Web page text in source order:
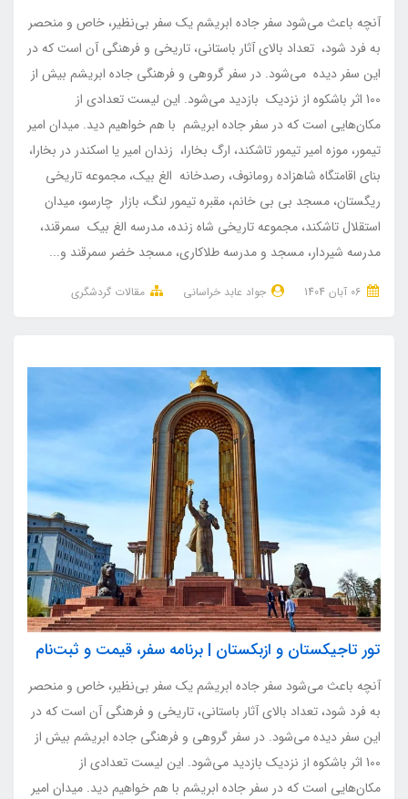
آنچه باعث می‌شود سفر جاده ابریشم یک سفر بی‌نظیر، خاص و منحصر
به فرد شود، تعداد بالای آثار باستانی، تاریخی و فرهنگی آن است که در
این سفر دیده می‌شود. در سفر گروهی و فرهنگی جاده ابریشم بیش از
100 اثر باشکوه از نزدیک بازدید می‌شود. این لیست تعدادی از
مکان‌هایی است که در سفر جاده ابریشم با هم خواهیم دید. میدان امیر
تیمور، موزه امیر تیمور تاشکند، ارگ بخارا، زندان امیر یا اسکندر در بخارا،
بنای اقامتگاه شاهزاده رومانوف، رصدخانه الغ بیک، مجموعه تاریخی
ریگستان، مسجد بی بی خانم، مقبره تیمور لنگ، بازار چارسو، میدان
استقلال تاشکند، مجموعه تاریخی شاه زنده، مدرسه الغ بیک سمرقند،
مدرسه شیردار، مسجد و مدرسه طلاکاری، مسجد خضر سمرقند و...
جواد عابد خراسانی مقالات گردشگری
تور تاجیکستان و ازبکستان | برنامه سفر، قیمت و ثبت‌نام
آنچه باعث می‌شود سفر جاده ابریشم یک سفر بی‌نظیر، خاص و منحصر
به فرد شود، تعداد بالای آثار باستانی، تاریخی و فرهنگی آن است که در
این سفر دیده می‌شود. در سفر گروهی و فرهنگی جاده ابریشم بیش از
100 اثر باشکوه از نزدیک بازدید می‌شود. این لیست تعدادی از
مکان‌هایی است که در سفر جاده ابریشم با هم خواهیم دید. میدان امیر